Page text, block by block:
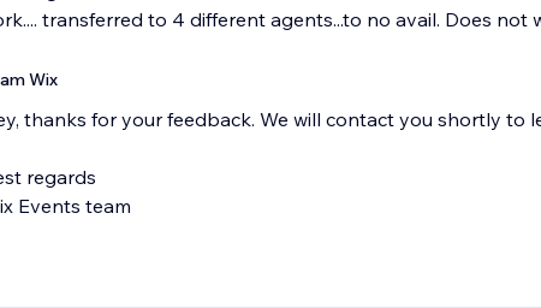
transferred to 4 different agents...to no avail. Does not
Wix
thanks for your feedback. We will contact you shortly to
regards
Events team